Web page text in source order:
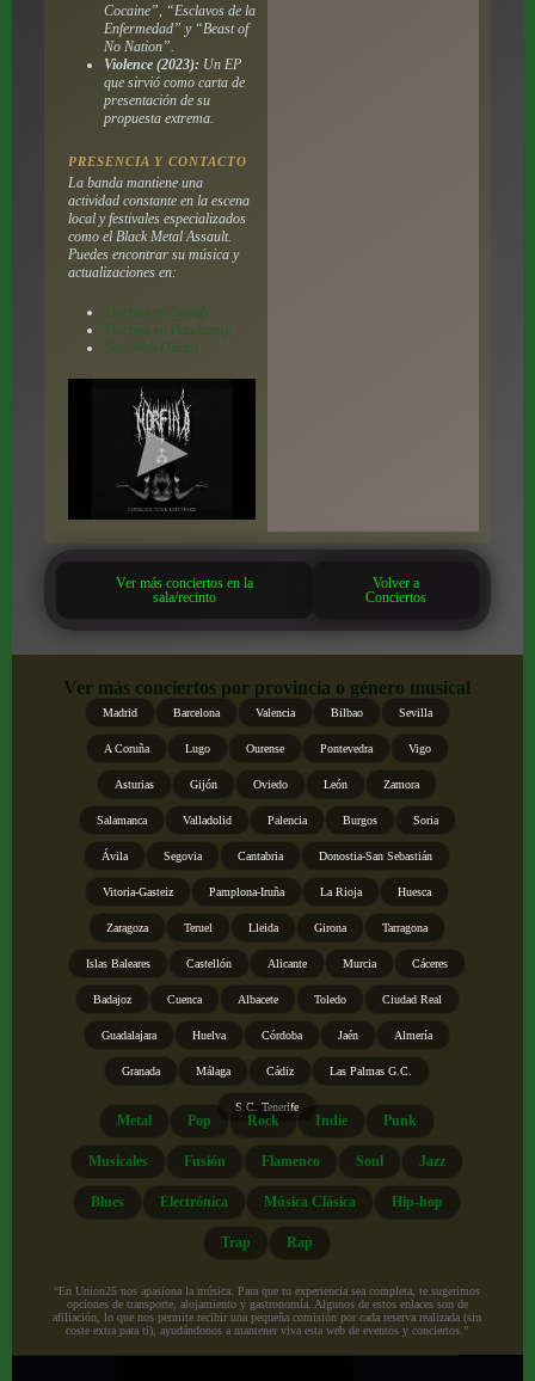
Cocaine”, “Esclavos de la
Enfermedad” y “Beast of
No Nation”.
Violence (2023): Un EP
que sirvió como carta de
presentación de su
propuesta extrema.
PRESENCIA Y CONTACTO
La banda mantiene una
actividad constante en la escena
local y festivales especializados
como el Black Metal Assault.
Puedes encontrar su música y
actualizaciones en:
Morfina en Spotify
Morfina en Bandcamp
Sitio Web Oficial
Ver más conciertos en la
sala/recinto
Volver a
Conciertos
Ver más conciertos por provincia o género musical
Madrid Barcelona Valencia Bilbao Sevilla
A Coruña Lugo Ourense Pontevedra Vigo
Asturias Gijón Oviedo León Zamora
Salamanca Valladolid Palencia Burgos Soria
Ávila Segovia Cantabria Donostia-San Sebastián
Vitoria-Gasteiz Pamplona-Iruña La Rioja Huesca
Zaragoza Teruel Lleida Girona Tarragona
Islas Baleares Castellón Alicante Murcia Cáceres
Badajoz Cuenca Albacete Toledo Ciudad Real
Guadalajara Huelva Córdoba Jaén Almería
Granada Málaga Cádiz Las Palmas G.C.
S.C. Tenerife
Metal Pop Rock Indie Punk
Musicales Fusión Flamenco Soul Jazz
Blues Electrónica Música Clásica Hip-hop
Trap Rap
“En Union25 nos apasiona la música. Para que tu experiencia sea completa, te sugerimos
opciones de transporte, alojamiento y gastronomía. Algunos de estos enlaces son de
afiliación, lo que nos permite recibir una pequeña comisión por cada reserva realizada (sin
coste extra para ti), ayudándonos a mantener viva esta web de eventos y conciertos.”